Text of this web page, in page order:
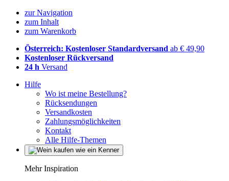
zur Navigation
zum Inhalt
zum Warenkorb
Österreich: Kostenloser Standardversand ab € 49,90
Kostenloser Rückversand
24 h Versand
Hilfe
Wo ist meine Bestellung?
Rücksendungen
Versandkosten
Zahlungsmöglichkeiten
Kontakt
Alle Hilfe-Themen
Mehr Inspiration